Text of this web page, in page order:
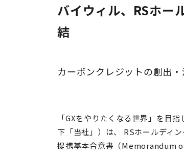
バイウィル、RSホー
結
カーボンクレジットの創出
「GXをやりたくなる世界」を目
下「当社」）は、
RSホールディ
提携基本合意書（Memorandum